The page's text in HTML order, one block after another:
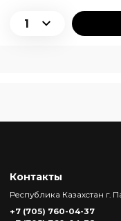
Контакты
Республика Казахстан г.
+7 (705) 760-04-37